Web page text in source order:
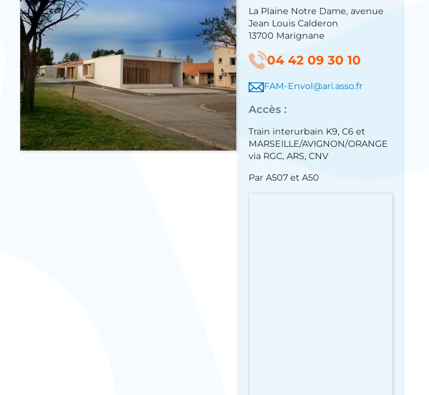
La Plaine Notre Dame, avenue
Jean Louis Calderon
13700 Marignane
04 42 09 30 10
FAM-Envol@ari.asso.fr
Accès :
Train interurbain K9, C6 et
MARSEILLE/AVIGNON/ORANGE
via RGC, ARS, CNV
Par A507 et A50